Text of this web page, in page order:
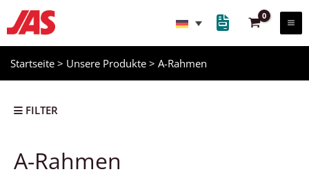
Zum
Inhalt
springen
Startseite > Unsere Produkte > A-Rahmen
FILTER
A-Rahmen